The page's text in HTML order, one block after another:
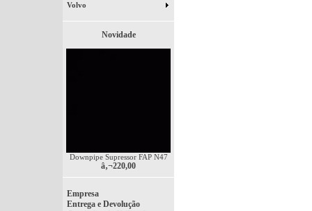
Volvo
Novidade
Downpipe Supressor FAP N47
â‚¬220,00
Empresa
Entrega e Devolução